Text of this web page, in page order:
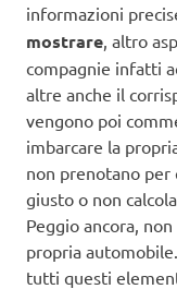
informazioni
mostrare, altro
compagnie infatti
altre anche il
vengono poi
imbarcare la
non prenotano per
giusto o non
Peggio ancora,
propria
tutti questi